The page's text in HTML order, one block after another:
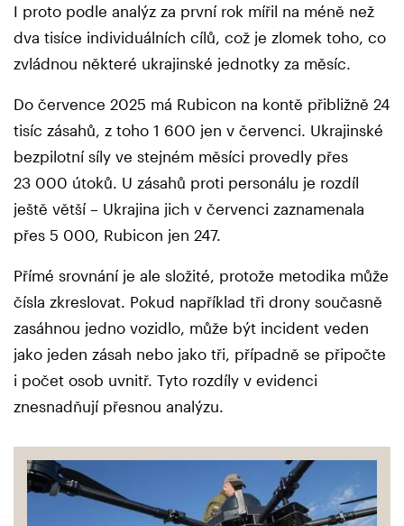
I proto podle analýz za první rok mířil na méně než
dva tisíce individuálních cílů, což je zlomek toho, co
zvládnou některé ukrajinské jednotky za měsíc.
Do července 2025 má Rubicon na kontě přibližně 24
tisíc zásahů, z toho 1 600 jen v červenci. Ukrajinské
bezpilotní síly ve stejném měsíci provedly přes
23 000 útoků. U zásahů proti personálu je rozdíl
ještě větší – Ukrajina jich v červenci zaznamenala
přes 5 000, Rubicon jen 247.
Přímé srovnání je ale složité, protože metodika může
čísla zkreslovat. Pokud například tři drony současně
zasáhnou jedno vozidlo, může být incident veden
jako jeden zásah nebo jako tři, případně se připočte
i počet osob uvnitř. Tyto rozdíly v evidenci
znesnadňují přesnou analýzu.